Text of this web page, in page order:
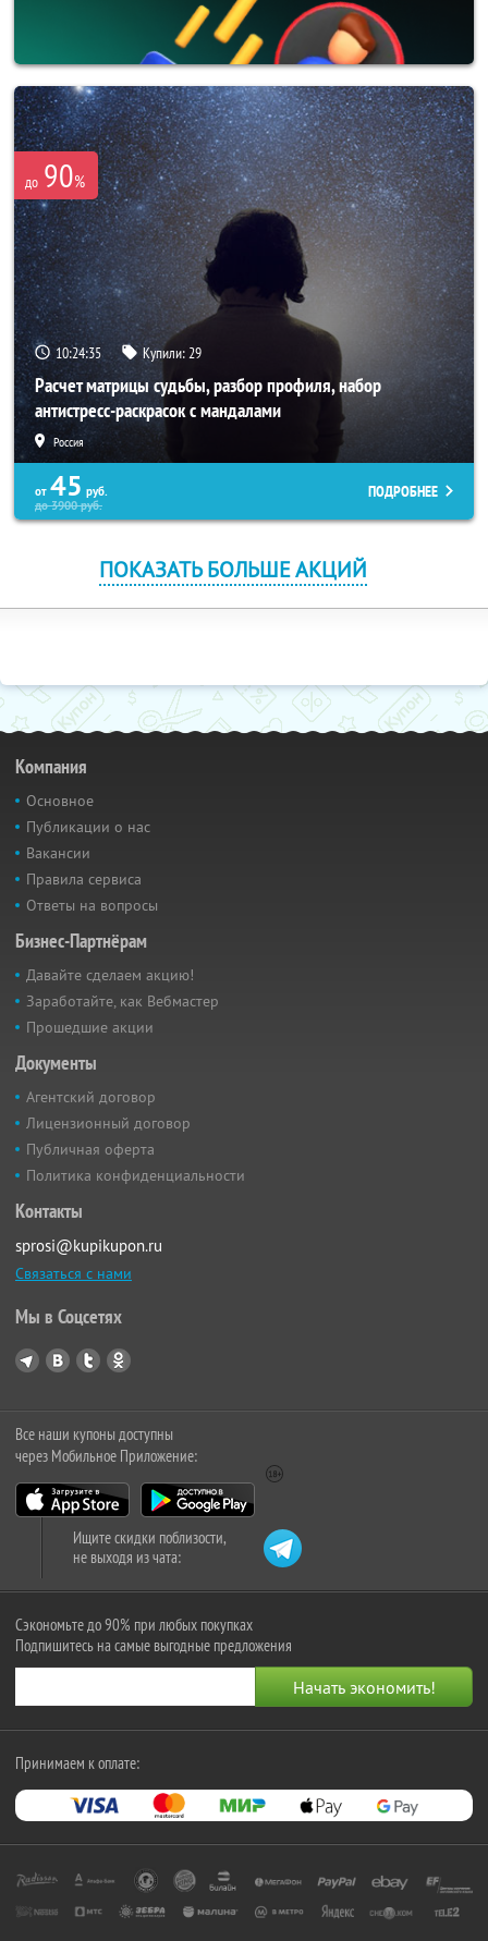
до 90%
10:24:34 Купили:29
Расчет матрицы судьбы, разбор профиля, набор
антистресс-раскрасок с мандалами
Россия
от 45 руб.
до3900руб.
ПОДРОБНЕЕ
ПОКАЗАТЬ БОЛЬШЕ АКЦИЙ
Компания
Основное
Публикации о нас
Вакансии
Правила сервиса
Ответы на вопросы
Бизнес-Партнёрам
Давайте сделаем акцию!
Заработайте, как Вебмастер
Прошедшие акции
Документы
Агентский договор
Лицензионный договор
Публичная оферта
Политика конфиденциальности
Контакты
sprosi@kupikupon.ru
Связаться с нами
Мы в Соцсетях
Все наши купоны доступны
через Мобильное Приложение:
Ищите скидки поблизости,
не выходя из чата:
Сэкономьте до 90% при любых покупках
Подпишитесь на самые выгодные предложения
Принимаем к оплате: